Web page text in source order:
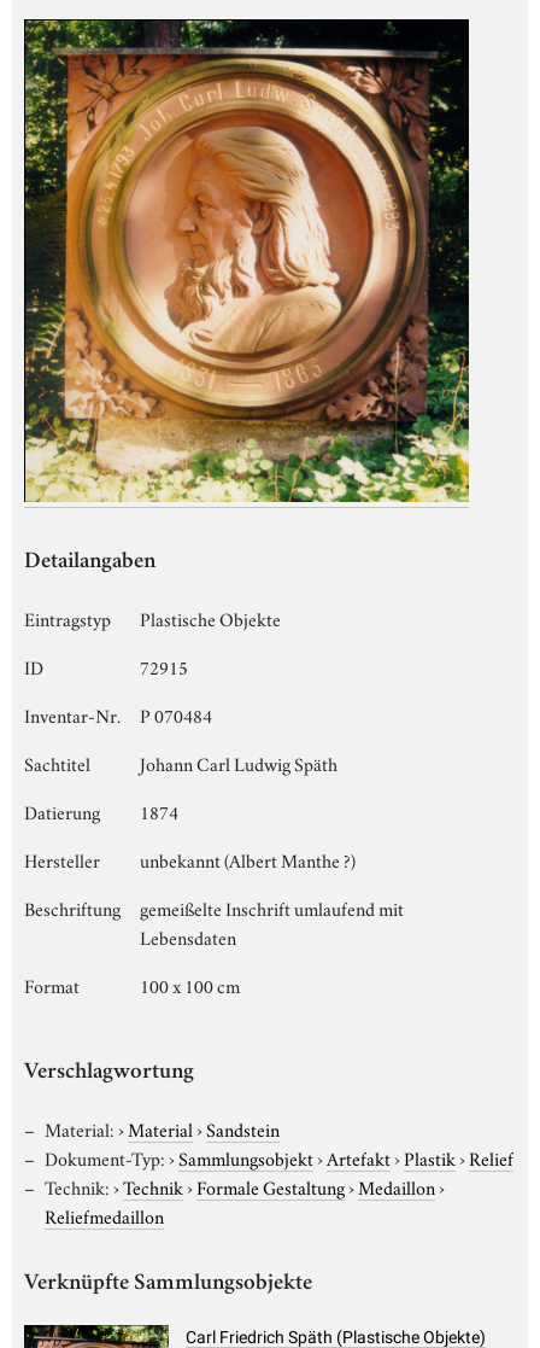
Detailangaben
Eintragstyp
Plastische Objekte
ID
72915
Inventar-Nr.
P 070484
Sachtitel
Johann Carl Ludwig Späth
Datierung
1874
Hersteller
unbekannt (Albert Manthe ?)
Beschriftung
gemeißelte Inschrift umlaufend mit
Lebensdaten
Format
100 x 100 cm
Verschlagwortung
Material:›Material›Sandstein
Dokument-Typ:›Sammlungsobjekt›Artefakt›Plastik›Relief
Technik:›Technik›Formale Gestaltung›Medaillon›
Reliefmedaillon
Verknüpfte Sammlungsobjekte
Carl Friedrich Späth (Plastische Objekte)